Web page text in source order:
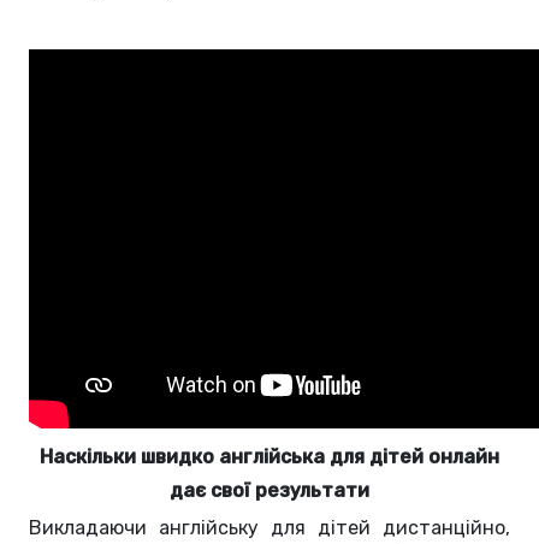
Наскільки швидко англійська для дітей онлайн
дає свої результати
Викладаючи англійську для дітей дистанційно,